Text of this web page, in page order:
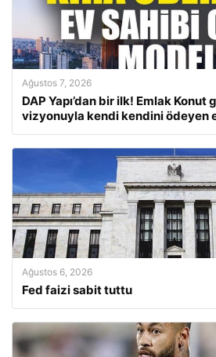
Ağustos 7, 2026
DAP Yapı’dan bir ilk! Emlak Konut
vizyonuyla kendi kendini ödeyen
Ağustos 6, 2026
Fed faizi sabit tuttu